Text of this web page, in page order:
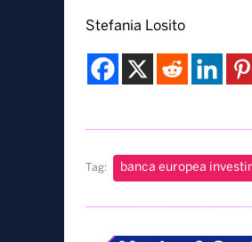
paese: il 91 per cento
cento è convinto che è
senso di urgenza
evento meteorologico
sostenibilità ambientale.